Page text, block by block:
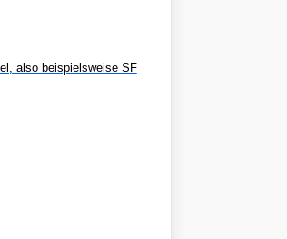
also beispielsweise SF